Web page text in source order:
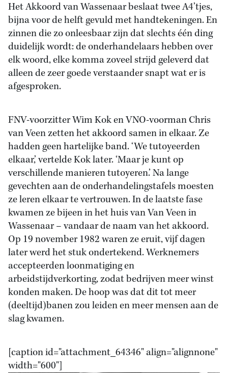
Het Akkoord van Wassenaar beslaat twee A4’tjes,
bijna voor de helft gevuld met handtekeningen. En
zinnen die zo onleesbaar zijn dat slechts één ding
duidelijk wordt: de onderhandelaars hebben over
elk woord, elke komma zoveel strijd geleverd dat
alleen de zeer goede verstaander snapt wat er is
afgesproken.
FNV-voorzitter Wim Kok en VNO-voorman Chris
van Veen zetten het akkoord samen in elkaar. Ze
hadden geen hartelijke band. ‘We tutoyeerden
elkaar,’ vertelde Kok later. ‘Maar je kunt op
verschillende manieren tutoyeren.’ Na lange
gevechten aan de onderhandelingstafels moesten
ze leren elkaar te vertrouwen. In de laatste fase
kwamen ze bijeen in het huis van Van Veen in
Wassenaar – vandaar de naam van het akkoord.
Op 19 november 1982 waren ze eruit, vijf dagen
later werd het stuk ondertekend. Werknemers
accepteerden loonmatiging en
arbeidstijdverkorting, zodat bedrijven meer winst
konden maken. De hoop was dat dit tot meer
(deeltijd)banen zou leiden en meer mensen aan de
slag kwamen.
[caption id="attachment_64346" align="alignnone"
width="600"]